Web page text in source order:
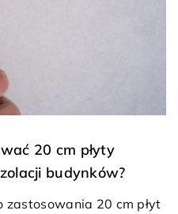
20 cm płyty
budynków?
zastosowania 20 cm płyt